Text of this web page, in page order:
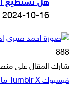
هل تستطيع
2024-10-16
888
شارك المقال على
فيسبوك ‫X